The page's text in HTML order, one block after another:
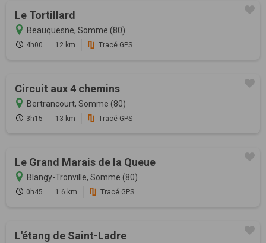
Le Tortillard
Beauquesne, Somme (80)
4h00 12 km Tracé GPS
Circuit aux 4 chemins
Bertrancourt, Somme (80)
3h15 13 km Tracé GPS
Le Grand Marais de la Queue
Blangy-Tronville, Somme (80)
0h45 1.6 km Tracé GPS
L'étang de Saint-Ladre